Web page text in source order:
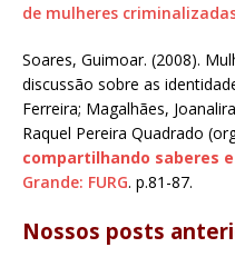
de mulheres
Soares, Guimoar. (2008).
discussão sobre as
Ferreira; Magalhães,
Raquel Pereira Quadrado
compartilhando saberes
Grande: FURG. p.81-87.
Nossos posts